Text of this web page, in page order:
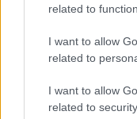
related to
I want to allow
related to
I want to allow
related to
Ουζμπεκιστάν:
από ισχυρή
αεροδρόμιο
«Σημειώθηκε